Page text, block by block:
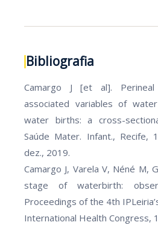
Bibliografia
Camargo J [et al].
associated variables of
water births: a cross-
Saúde Mater. Infant., Recife,
dez., 2019.
Camargo J, Varela V, Néné M,
stage of waterbirth:
Proceedings of the 4th
International Health Congress,